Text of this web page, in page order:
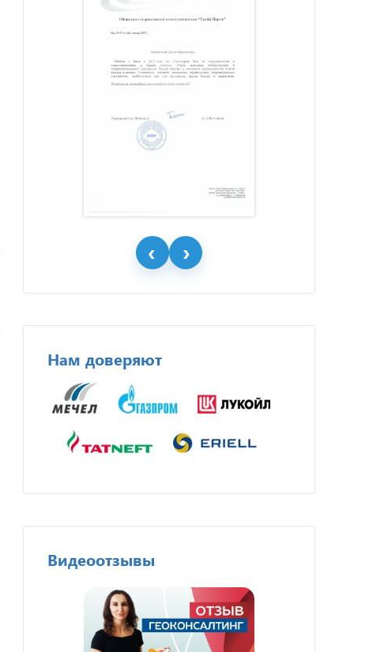
Нам доверяют
Видеоотзывы